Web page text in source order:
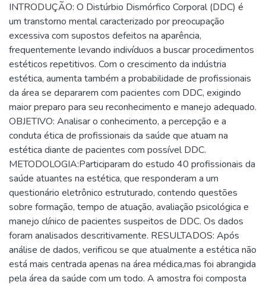
INTRODUÇÃO: O Distúrbio Dismórfico Corporal (DDC) é
um transtorno mental caracterizado por preocupação
excessiva com supostos defeitos na aparência,
frequentemente levando indivíduos a buscar procedimentos
estéticos repetitivos. Com o crescimento da indústria
estética, aumenta também a probabilidade de profissionais
da área se depararem com pacientes com DDC, exigindo
maior preparo para seu reconhecimento e manejo adequado.
OBJETIVO: Analisar o conhecimento, a percepção e a
conduta ética de profissionais da saúde que atuam na
estética diante de pacientes com possível DDC.
METODOLOGIA:Participaram do estudo 40 profissionais da
saúde atuantes na estética, que responderam a um
questionário eletrônico estruturado, contendo questões
sobre formação, tempo de atuação, avaliação psicológica e
manejo clínico de pacientes suspeitos de DDC. Os dados
foram analisados descritivamente. RESULTADOS: Após
análise de dados, verificou se que atualmente a estética não
está mais centrada apenas na área médica,mas foi abrangida
pela área da saúde com um todo. A amostra foi composta